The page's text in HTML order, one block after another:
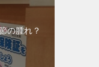
の腫れ？